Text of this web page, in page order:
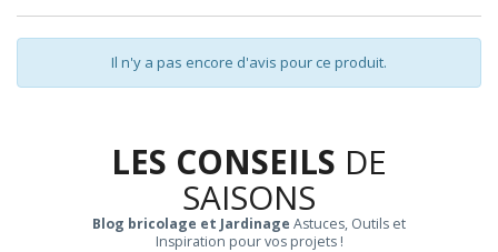
Il n'y a pas encore d'avis pour ce produit.
LES CONSEILS DE
SAISONS
Blog bricolage et Jardinage Astuces, Outils et
Inspiration pour vos projets !